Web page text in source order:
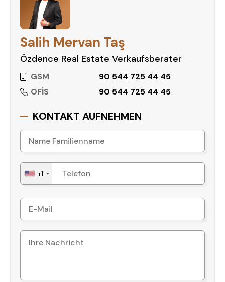
Salih Mervan Taş
Özdence Real Estate Verkaufsberater
GSM
90 544 725 44 45
OFİS
90 544 725 44 45
KONTAKT AUFNEHMEN
+1